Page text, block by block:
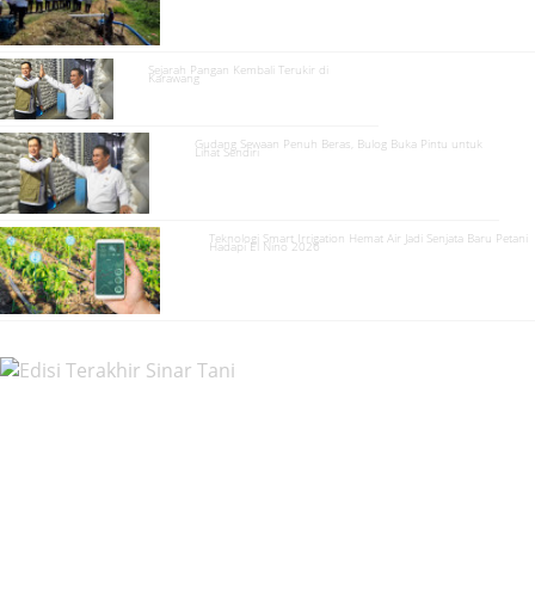
Sejarah Pangan Kembali Terukir di
Karawang
Gudang Sewaan Penuh Beras, Bulog Buka Pintu untuk
Lihat Sendiri
Teknologi Smart Irrigation Hemat Air Jadi Senjata Baru Petani
Hadapi El Nino 2026